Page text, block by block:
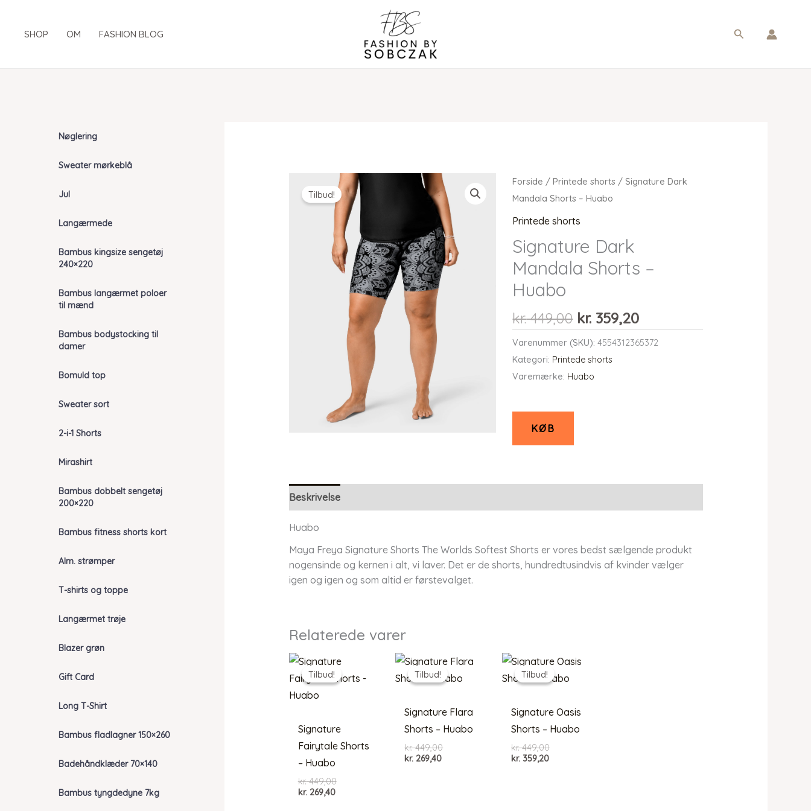
SHOP OM FASHION BLOG Søg
Nøglering
Sweater mørkeblå
Jul
Langærmede
Bambus kingsize sengetøj
240×220
Bambus langærmet poloer
til mænd
Bambus bodystocking til
damer
Bomuld top
Sweater sort
2-i-1 Shorts
Mirashirt
Bambus dobbelt sengetøj
200×220
Bambus fitness shorts kort
Alm. strømper
T-shirts og toppe
Langærmet trøje
Blazer grøn
Gift Card
Long T-Shirt
Bambus fladlagner 150×260
Badehåndklæder 70×140
Bambus tyngdedyne 7kg
Tilbud!
Forside /Printede shorts / Signature Dark
Mandala Shorts – Huabo
Printede shorts
Signature Dark
Mandala Shorts –
Huabo
kr.449,00 Den
oprindelige
pris
var:
kr. 449,00.
kr. 359,20Den
aktuelle
pris
Varenummer (SKU):4554312365372
Kategori: Printede shorts
Varemærke: Huabo
KØB
Beskrivelse
Huabo
Maya Freya Signature Shorts The Worlds Softest Shorts er vores bedst sælgende produkt
nogensinde og kernen i alt, vi laver. Det er de shorts, hundredtusindvis af kvinder vælger
igen og igen og som altid er førstevalget.
Relaterede varer
Tilbud!
Tilbud!
Signature
Fairytale Shorts
– Huabo
kr.449,00Den
kr.269,40Den
Tilbud!
Tilbud!
Signature Flara
Shorts – Huabo
kr.449,00Den
kr. 269,40Den
Tilbud!
Tilbud!
Signature Oasis
Shorts – Huabo
kr.449,00Den
kr. 359,20Den